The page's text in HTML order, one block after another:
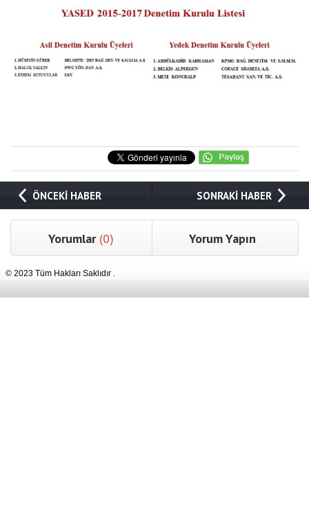
ÖNCEKİ HABER SONRAKİ HABER
Yorumlar (0) Yorum Yapın
© 2023 Tüm Hakları Saklıdır .